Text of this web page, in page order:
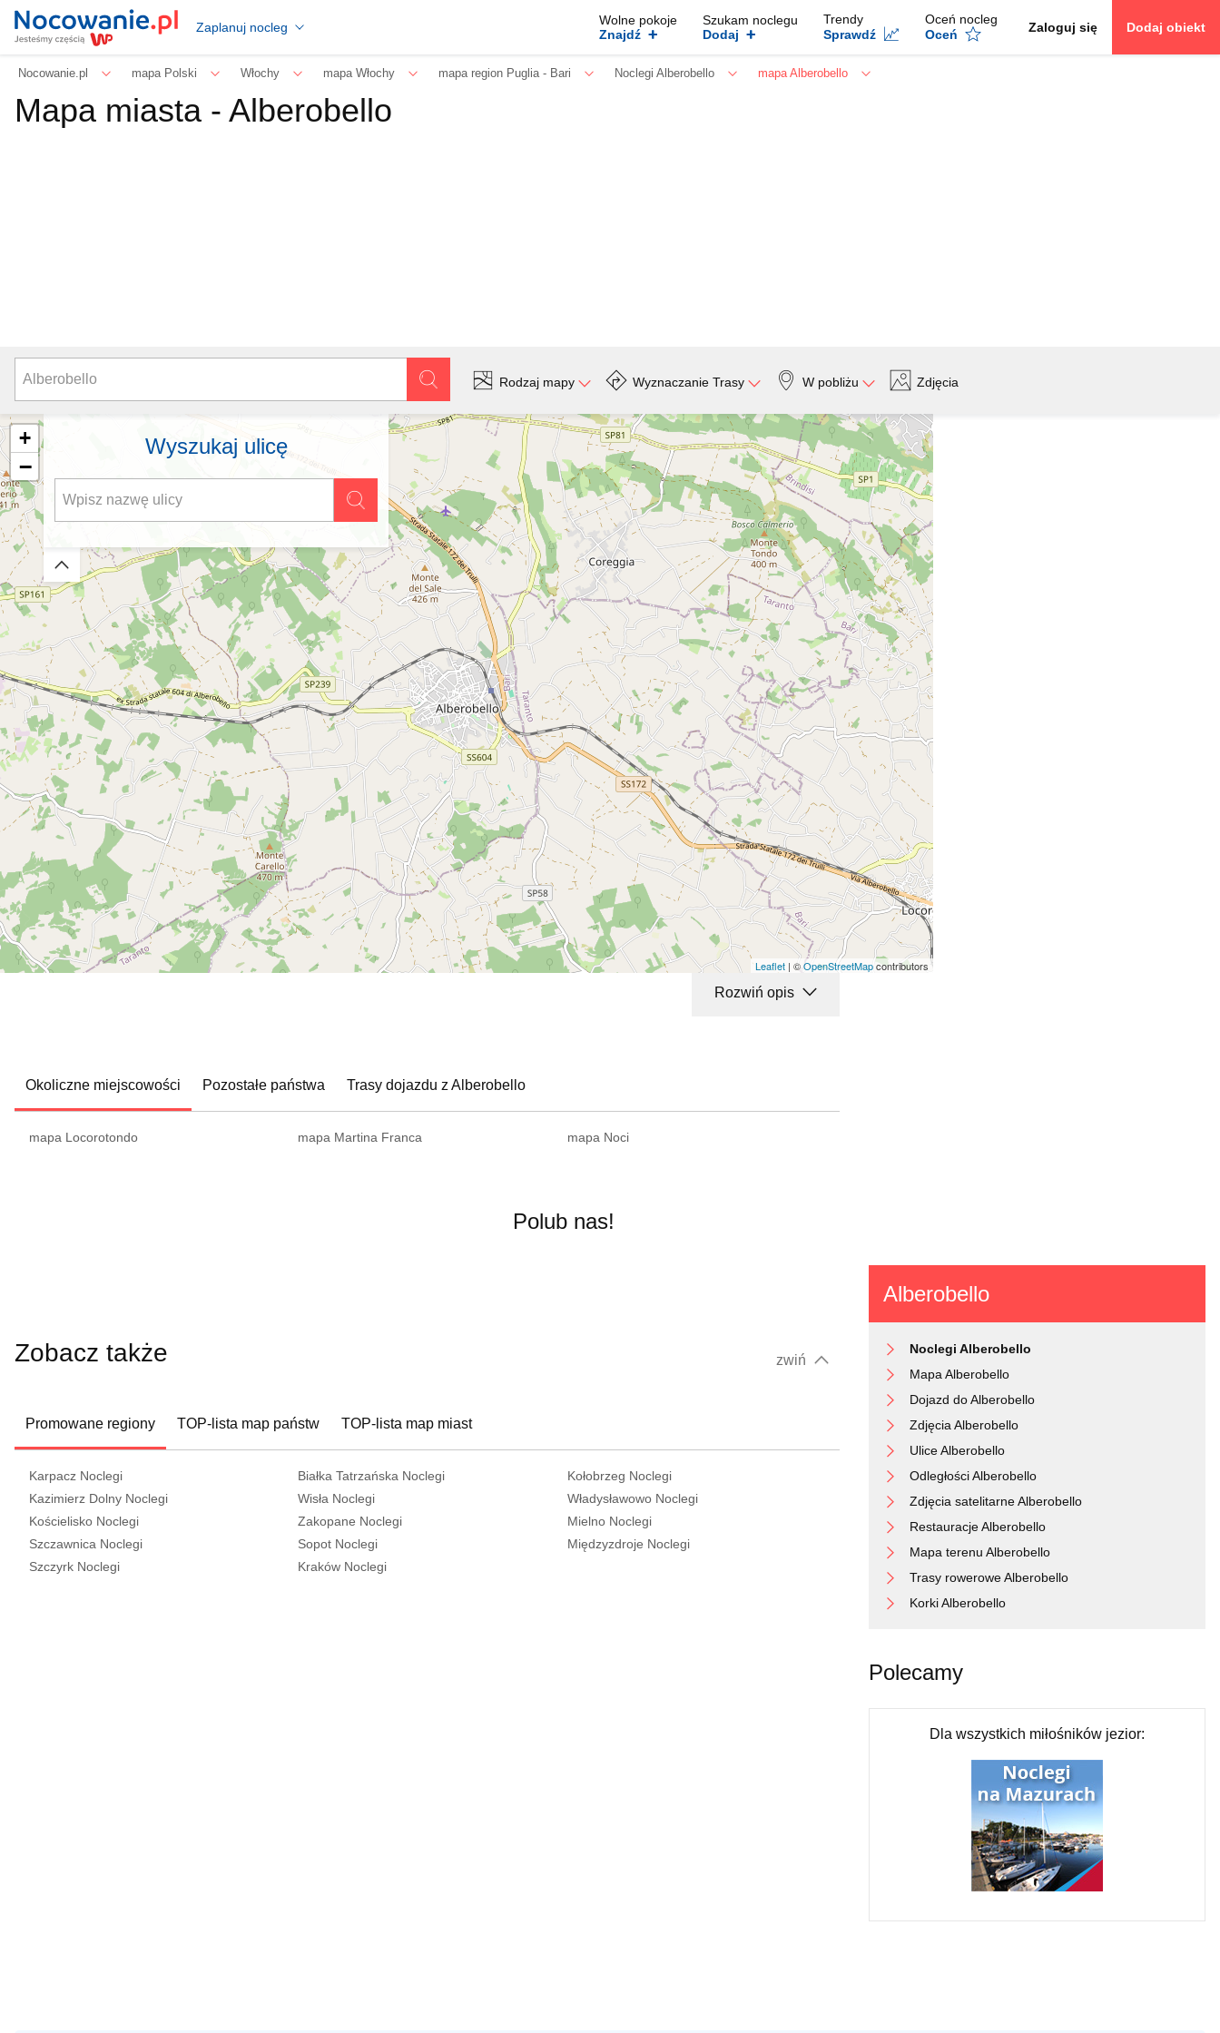
Zaplanuj nocleg
Wolne pokoje
Znajdź +
Szukam noclegu
Dodaj +
Trendy
Sprawdź
Oceń nocleg
Oceń
Zaloguj się Dodaj obiekt
Nocowanie.pl mapa Polski Włochy mapa Włochy mapa region Puglia - Bari Noclegi Alberobello mapa Alberobello
Mapa miasta - Alberobello
Rodzaj mapy Wyznaczanie Trasy W pobliżu Zdjęcia
Wyszukaj ulicę
Szukaj
Zwiń/rozwiń
+
−
Leaflet | ©OpenStreetMapcontributors
Rozwiń opis
Okoliczne miejscowości Pozostałe państwa Trasy dojazdu z Alberobello
mapa Locorotondo mapa Martina Franca mapa Noci
Polub nas!
Zobacz także zwiń
Promowane regiony TOP-lista map państw TOP-lista map miast
Karpacz Noclegi
Kazimierz Dolny Noclegi
Kościelisko Noclegi
Szczawnica Noclegi
Szczyrk Noclegi
Białka Tatrzańska Noclegi
Wisła Noclegi
Zakopane Noclegi
Sopot Noclegi
Kraków Noclegi
Kołobrzeg Noclegi
Władysławowo Noclegi
Mielno Noclegi
Międzyzdroje Noclegi
Alberobello
Noclegi Alberobello
Mapa Alberobello
Dojazd do Alberobello
Zdjęcia Alberobello
Ulice Alberobello
Odległości Alberobello
Zdjęcia satelitarne Alberobello
Restauracje Alberobello
Mapa terenu Alberobello
Trasy rowerowe Alberobello
Korki Alberobello
Polecamy
Dla wszystkich miłośników jezior: